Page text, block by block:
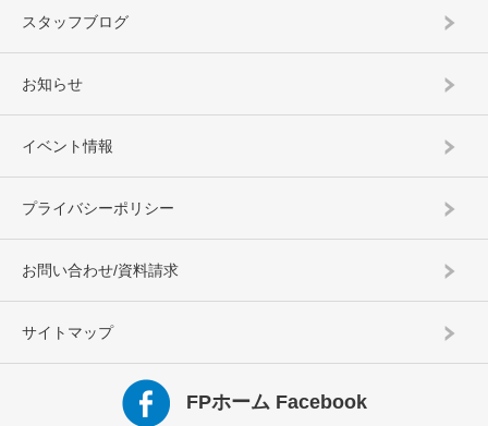
スタッフブログ
お知らせ
イベント情報
プライバシーポリシー
お問い合わせ/資料請求
サイトマップ
FPホーム Facebook